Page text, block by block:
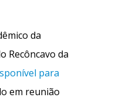
da
Recôncavo da
para
em reunião